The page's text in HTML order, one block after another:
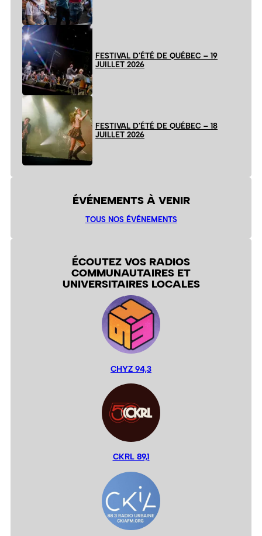
FESTIVAL D’ÉTÉ DE QUÉBEC – 19
JUILLET 2026
FESTIVAL D’ÉTÉ DE QUÉBEC – 18
JUILLET 2026
ÉVÉNEMENTS À VENIR
TOUS NOS ÉVÉNEMENTS
ÉCOUTEZ VOS RADIOS
COMMUNAUTAIRES ET
UNIVERSITAIRES LOCALES
CHYZ 94,3
CKRL 89,1